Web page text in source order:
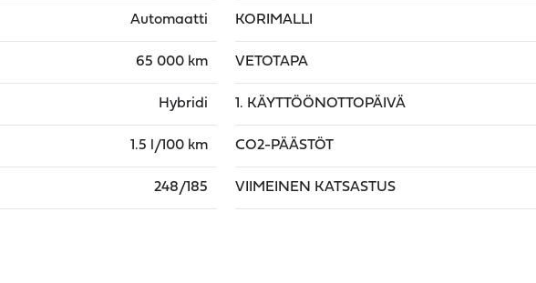
Automaatti
65 000 km
Hybridi
1.5 l/100 km
248/185
KORIMALLI
VETOTAPA
1. KÄYTTÖÖNOTTOPÄIVÄ
CO2-PÄÄSTÖT
VIIMEINEN KATSASTUS